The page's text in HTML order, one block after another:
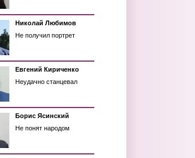
Николай Любимов
Не получил портрет
Евгений Кириченко
Неудачно станцевал
Борис Ясинский
Не понят народом